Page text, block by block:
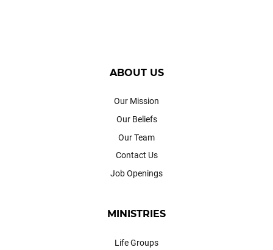
ABOUT US
Our Mission
Our Beliefs
Our Team
Contact Us
Job Openings
MINISTRIES
Life Groups